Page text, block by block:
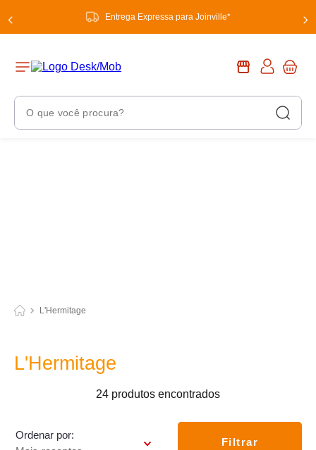
Entrega Expressa para Joinville*
O que você procura?
L'Hermitage
L'Hermitage
24 produtos
Ordenar por
Filtrar